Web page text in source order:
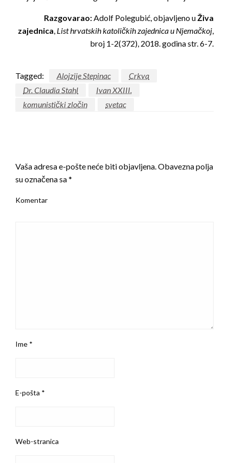
Razgovarao:Adolf Polegubić, objavljeno uŽiva
zajednica, List hrvatskih katoličkih zajednica u Njemačkoj,
broj 1-2(372), 2018. godina str. 6-7.
Tagged: Alojzije Stepinac
Crkva
Dr. Claudia Stahl
Ivan XXIII.
komunistički zločin
svetac
Vaša adresa e-pošte neće biti objavljena.Obavezna polja
su označena sa*
Komentar
Ime *
E-pošta *
Web-stranica